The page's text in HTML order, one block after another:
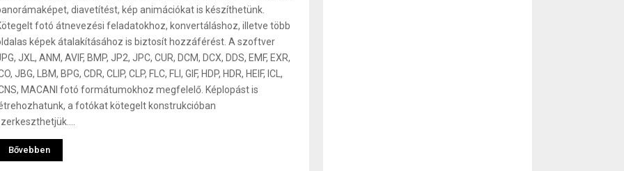
diavetítést, kép animációkat is készíthetünk.
fotó átnevezési feladatokhoz, konvertáláshoz, illetve több
képek átalakításához is biztosít hozzáférést. A szoftver
JXL, ANM, AVIF, BMP, JP2, JPC, CUR, DCM, DCX, DDS, EMF, EXR,
JBG, LBM, BPG, CDR, CLIP, CLP, FLC, FLI, GIF, HDP, HDR, HEIF, ICL,
MACANI fotó formátumokhoz megfelelő. Képlopást is
a fotókat kötegelt konstrukcióban
Bővebben